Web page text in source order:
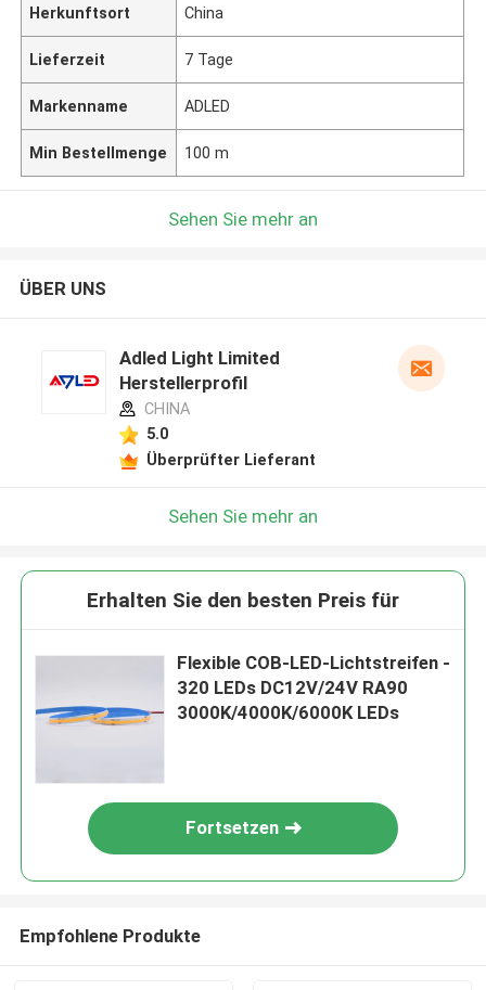
Herkunftsort China
Lieferzeit 7 Tage
Markenname ADLED
Min Bestellmenge 100 m
Sehen Sie mehr an
ÜBER UNS
Adled Light Limited
Herstellerprofil
CHINA
5.0
Überprüfter Lieferant
Sehen Sie mehr an
Erhalten Sie den besten Preis für
Flexible COB-LED-Lichtstreifen -
320 LEDs DC12V/24V RA90
3000K/4000K/6000K LEDs
Fortsetzen
Empfohlene Produkte